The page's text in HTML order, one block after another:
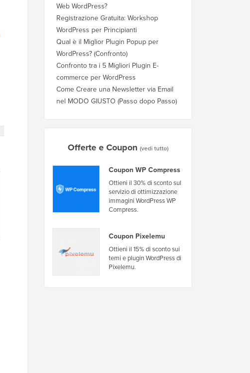
Web WordPress?
Registrazione Gratuita: Workshop
WordPress per Principianti
Qual è il Miglior Plugin Popup per
WordPress? (Confronto)
Confronto tra i 5 Migliori Plugin E-
commerce per WordPress
Come Creare una Newsletter via Email
nel MODO GIUSTO (Passo dopo Passo)
Offerte e Coupon (vedi tutto)
Coupon WP Compress
Ottieni il 30% di sconto sul
servizio di ottimizzazione
immagini WordPress WP
Compress.
Coupon Pixelemu
Ottieni il 15% di sconto sui
temi e plugin WordPress di
Pixelemu.